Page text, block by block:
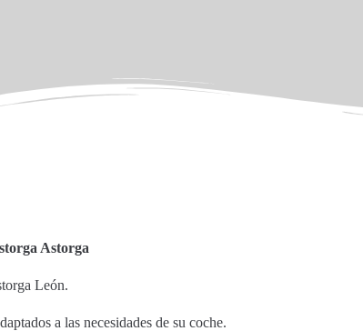
Astorga
León.
a las necesidades de su coche.